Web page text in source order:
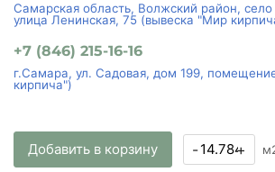
Самарская область, Волжский район,
улица Ленинская, 75 (вывеска "Мир
+7 (846) 215-16-16
г.Самара, ул. Садовая, дом 199,
кирпича")
Добавить в корзину - +